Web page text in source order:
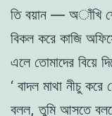
তি বয়ান — অাঁখি
বিকল করে কাজি
এলে তােমাদের বিয়ে
‘ বাদল মাথা নীচু করে
বলল,তুমি আসতে